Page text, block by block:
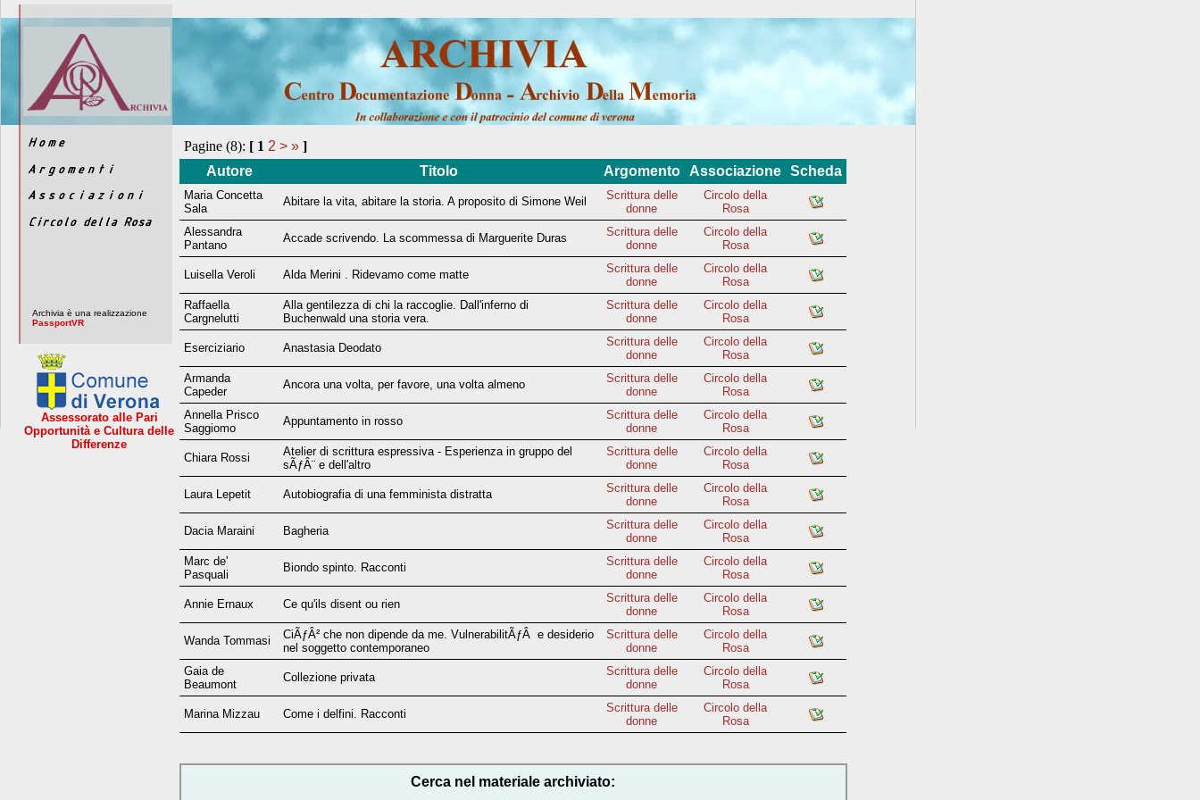
Archivia è una realizzazione
PassportVR
Assessorato alle Pari
Opportunità e Cultura delle
Differenze
Pagine (8): [ 1 2 > » ]
Autore
Titolo Argomento Associazione Scheda
Maria Concetta
Sala
Abitare la vita, abitare la storia. A proposito di Simone Weil
Scrittura delle
donne
Circolo della
Rosa
Alessandra
Pantano
Accade scrivendo. La scommessa di Marguerite Duras
Scrittura delle
donne
Circolo della
Rosa
Luisella Veroli Alda Merini . Ridevamo come matte
Scrittura delle
donne
Circolo della
Rosa
Raffaella
Cargnelutti
Alla gentilezza di chi la raccoglie. Dall'inferno di
Buchenwald una storia vera.
Scrittura delle
donne
Circolo della
Rosa
Eserciziario Anastasia Deodato
Scrittura delle
donne
Circolo della
Rosa
Armanda
Capeder
Ancora una volta, per favore, una volta almeno
Scrittura delle
donne
Circolo della
Rosa
Annella Prisco
Saggiomo
Appuntamento in rosso
Scrittura delle
donne
Circolo della
Rosa
Chiara Rossi
Atelier di scrittura espressiva - Esperienza in gruppo del
sÃƒÂ¨ e dell'altro
Scrittura delle
donne
Circolo della
Rosa
Laura Lepetit Autobiografia di una femminista distratta
Scrittura delle
donne
Circolo della
Rosa
Dacia Maraini Bagheria
Scrittura delle
donne
Circolo della
Rosa
Marc de'
Pasquali
Biondo spinto. Racconti
Scrittura delle
donne
Circolo della
Rosa
Annie Ernaux Ce qu'ils disent ou rien
Scrittura delle
donne
Circolo della
Rosa
Wanda Tommasi
CiÃƒÂ² che non dipende da me. VulnerabilitÃƒÂ e desiderio
nel soggetto contemporaneo
Scrittura delle
donne
Circolo della
Rosa
Gaia de
Beaumont
Collezione privata
Scrittura delle
donne
Circolo della
Rosa
Marina Mizzau Come i delfini. Racconti
Scrittura delle
donne
Circolo della
Rosa
Cerca nel materiale archiviato: